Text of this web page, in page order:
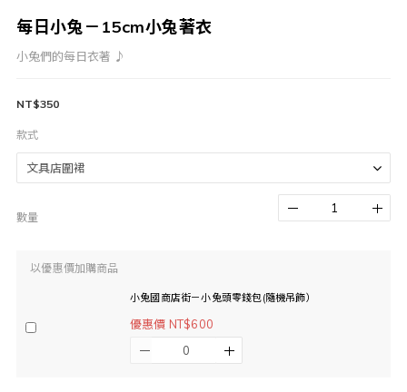
每日小兔－15cm小兔著衣
小兔們的每日衣著 ♪
NT$350
款式
數量
以優惠價加購商品
小兔國商店街－小兔頭零錢包(隨機吊飾）
優惠價 NT$600